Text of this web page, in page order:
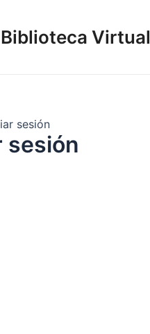
Biblioteca Virtual
sesión
sesión